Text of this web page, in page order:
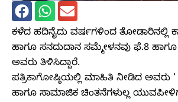
ಕಳೆದ ಹದಿನೈದು ವರ್ಷಗಳಿಂದ ತೋಡಾರಿನಲ್ಲಿ
ಹಾಗೂ ಸನದುದಾನ ಸಮ್ಮೇಳನವು ಫೆ.8
ಅವರು ತಿಳಿಸಿದ್ದಾರೆ.
ಪತ್ರಿಕಾಗೋಷ್ಠಿಯಲ್ಲಿ ಮಾಹಿತಿ ನೀಡಿದ ಅವರು
ಹಾಗೂ ಸಾಮಾಜಿಕ ಚಿಂತನೆಗಳುಲ್ಲ